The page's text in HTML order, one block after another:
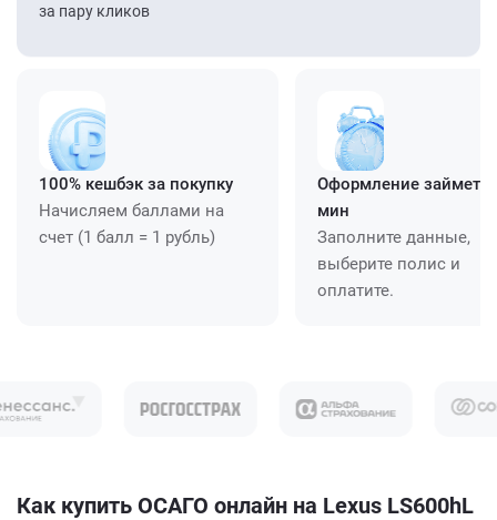
за пару кликов
100% кешбэк за покупку
Начисляем баллами на
счет (1 балл = 1 рубль)
Оформление займет
мин
Заполните данные,
выберите полис и
оплатите.
Как купить ОСАГО онлайн на Lexus LS600hL